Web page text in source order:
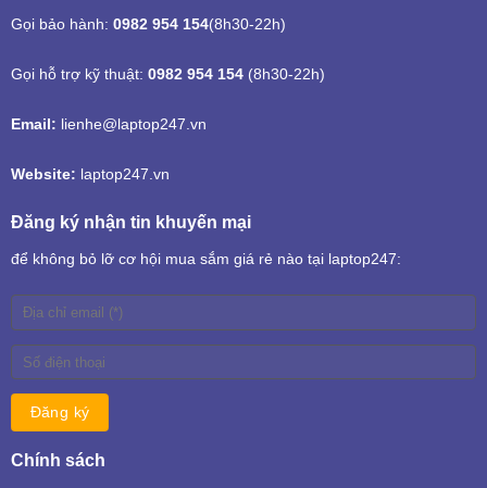
Gọi bảo hành: 0982 954 154(8h30-22h)
Gọi hỗ trợ kỹ thuật: 0982 954 154 (8h30-22h)
Email: lienhe@laptop247.vn
Website: laptop247.vn
Đăng ký nhận tin khuyến mại
để không bỏ lỡ cơ hội mua sắm giá rẻ nào tại laptop247:
Chính sách